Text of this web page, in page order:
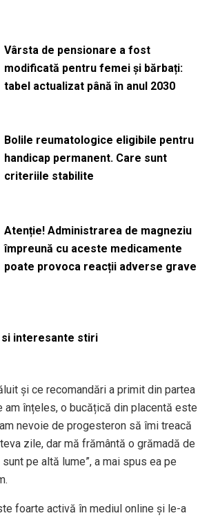
Vârsta de pensionare a fost
modificată pentru femei și bărbați:
tabel actualizat până în anul 2030
Bolile reumatologice eligibile pentru
handicap permanent. Care sunt
criteriile stabilite
Atenție! Administrarea de magneziu
împreună cu aceste medicamente
poate provoca reacții adverse grave
si interesante stiri
și ce recomandări a primit din partea
am înțeles, o bucățică din placentă este
nevoie de progesteron să îmi treacă
zile, dar mă frământă o grămadă de
pe altă lume”, a mai spus ea pe
foarte activă în mediul online și le-a